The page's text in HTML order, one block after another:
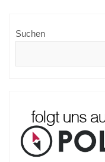
Suchen